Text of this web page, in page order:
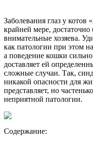
Заболевания глаз у котов
крайней мере,
внимательные хозяева.
как патологии при этом
а поведение кошки сильно
доставляет ей
сложные случаи. Так,
никакой опасности для
представляет, но
неприятной патологии.
Содержание: